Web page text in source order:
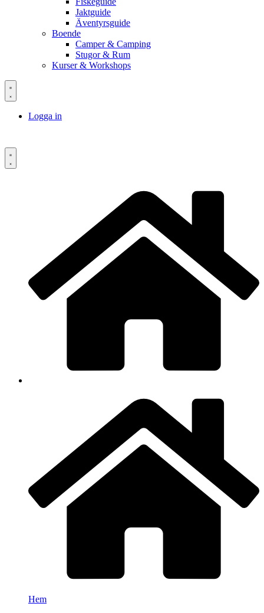
Jaktguide
Äventyrsguide
Boende
Camper & Camping
Stugor & Rum
Kurser & Workshops
Logga in
Hem